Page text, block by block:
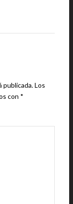
publicada.Los
con *